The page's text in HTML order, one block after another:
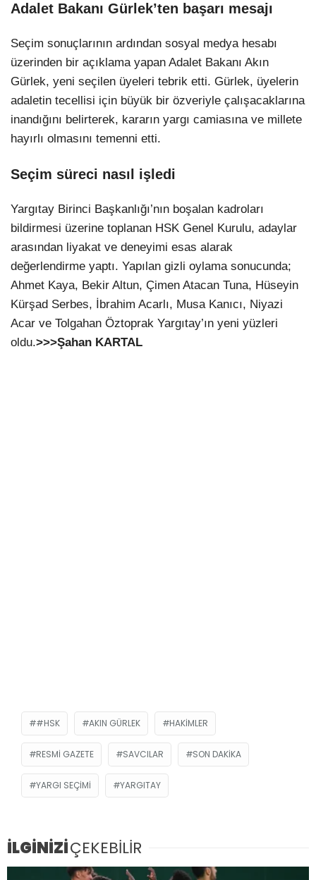
Adalet Bakanı Gürlek’ten başarı mesajı
Seçim sonuçlarının ardından sosyal medya hesabı
üzerinden bir açıklama yapan Adalet Bakanı Akın
Gürlek, yeni seçilen üyeleri tebrik etti. Gürlek, üyelerin
adaletin tecellisi için büyük bir özveriyle çalışacaklarına
inandığını belirterek, kararın yargı camiasına ve millete
hayırlı olmasını temenni etti.
Seçim süreci nasıl işledi
Yargıtay Birinci Başkanlığı’nın boşalan kadroları
bildirmesi üzerine toplanan HSK Genel Kurulu, adaylar
arasından liyakat ve deneyimi esas alarak
değerlendirme yaptı. Yapılan gizli oylama sonucunda;
Ahmet Kaya, Bekir Altun, Çimen Atacan Tuna, Hüseyin
Kürşad Serbes, İbrahim Acarlı, Musa Kanıcı, Niyazi
Acar ve Tolgahan Öztoprak Yargıtay’ın yeni yüzleri
oldu.>>>Şahan KARTAL
#HSK AKIN GÜRLEK HAKIMLER
RESMİ GAZETE SAVCILAR SON DAKIKA
YARGI SEÇIMI YARGITAY
İLGİNİZİÇEKEBİLİR